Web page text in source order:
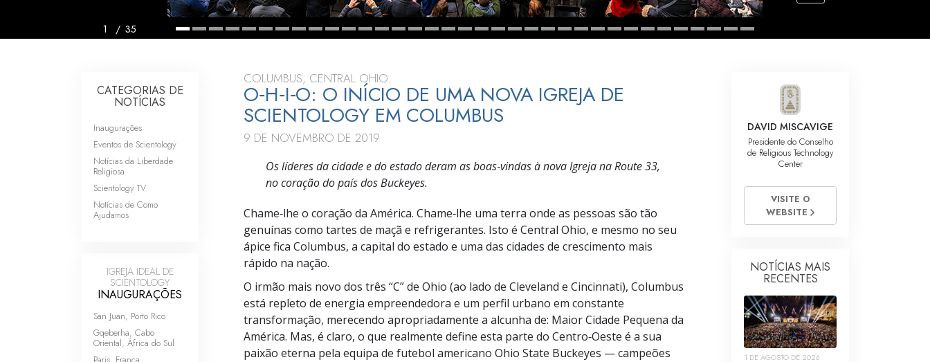
Fundamentos das Relações Públicas
Metas e Objetivos
1 / 35
COLUMBUS, CENTRAL OHIO
O‑H‑I‑O: O INÍCIO DE UMA NOVA IGREJA DE
SCIENTOLOGY EM COLUMBUS
9 DE NOVEMBRO DE 2019
Os líderes da cidade e do estado deram as boas‑vindas à nova Igreja na Route 33,
no coração do país dos Buckeyes.
Chame‑lhe o coração da América. Chame‑lhe uma terra onde as pessoas são tão
genuínas como tartes de maçã e refrigerantes. Isto é Central Ohio, e mesmo no seu
ápice fica Columbus, a capital do estado e uma das cidades de crescimento mais
rápido na nação.
O irmão mais novo dos três “C” de Ohio (ao lado de Cleveland e Cincinnati), Columbus
está repleto de energia empreendedora e um perfil urbano em constante
transformação, merecendo apropriadamente a alcunha de: Maior Cidade Pequena da
América. Mas, é claro, o que realmente define esta parte do Centro‑Oeste é a sua
paixão eterna pela equipa de futebol americano Ohio State Buckeyes — campeões
CATEGORIAS DE
NOTÍCIAS
Inaugurações
Eventos de Scientology
Notícias da Liberdade
Religiosa
Scientology TV
Notícias de Como
Ajudamos
IGREJA IDEAL DE
SCIENTOLOGY
INAUGURAÇÕES
San Juan, Porto Rico
Gqeberha, Cabo
Oriental, África do Sul
DAVID MISCAVIGE
Presidente do Conselho
de Religious Technology
Center
VISITE O
WEBSITE
NOTÍCIAS MAIS
RECENTES
1 DE AGOSTO DE 2026